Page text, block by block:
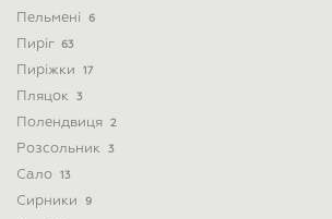
Пельмені 6
Пиріг 63
Пиріжки 17
Пляцок 3
Полендвиця 2
Розсольник 3
Сало 13
Сирники 9